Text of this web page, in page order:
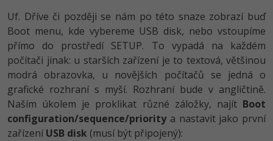
Uf. Dříve či později se nám po této snaze zobrazí buď
Boot menu, kde vybereme USB disk, nebo vstoupíme
přímo do prostředí SETUP. To vypadá na každém
počítači jinak: u starších zařízení je to textová, většinou
modrá obrazovka, u novějších počítačů se jedná o
grafické rozhraní s myší. Rozhraní bude v angličtině.
Naším úkolem je proklikat různé záložky, najít Boot
configuration/se­quence/priori­tya nastavit jako první
zařízeníUSB disk (musí být připojený):